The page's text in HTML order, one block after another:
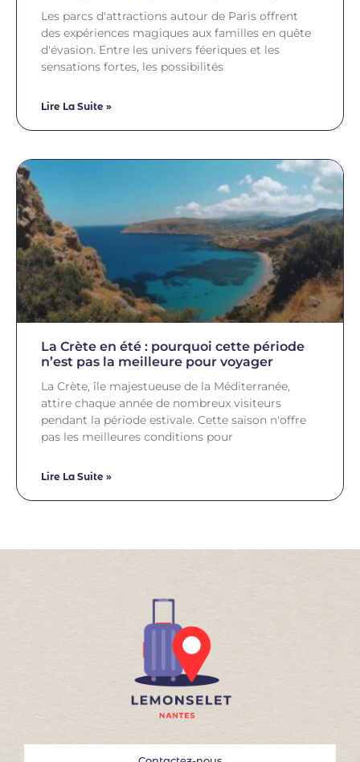
Les parcs d'attractions autour de Paris offrent
des expériences magiques aux familles en quête
d'évasion. Entre les univers féeriques et les
sensations fortes, les possibilités
Lire La Suite »
La Crète en été : pourquoi cette période
n’est pas la meilleure pour voyager
La Crète, île majestueuse de la Méditerranée,
attire chaque année de nombreux visiteurs
pendant la période estivale. Cette saison n'offre
pas les meilleures conditions pour
Lire La Suite »